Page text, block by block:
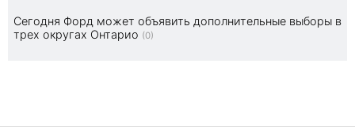
Сегодня Форд может объявить дополнительные выборы в
трех округах Онтарио (0)